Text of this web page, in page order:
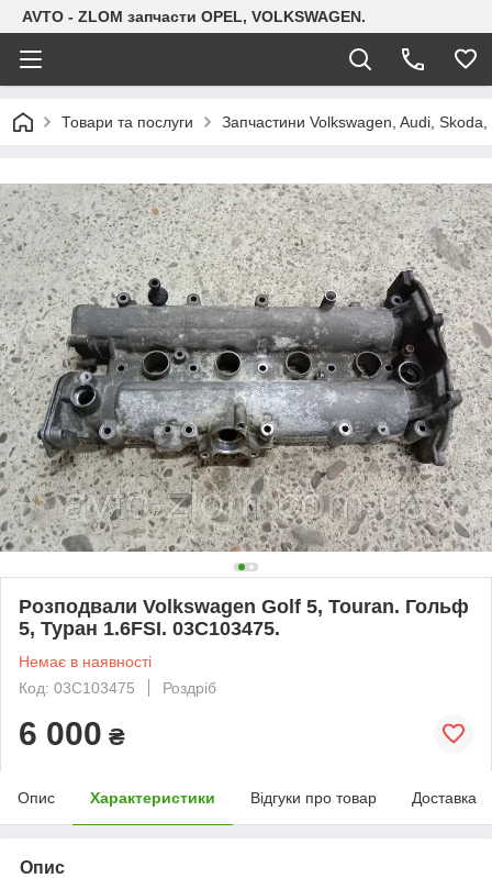
AVTO - ZLOM запчасти OPEL, VOLKSWAGEN.
Товари та послуги Запчастини Volkswagen, Audi, Skoda,
Розподвали Volkswagen Golf 5, Touran. Гольф
5, Туран 1.6FSI. 03C103475.
Немає в наявності
Код: 03C103475
Роздріб
6 000 ₴
Опис Характеристики Відгуки про товар Доставка
Опис